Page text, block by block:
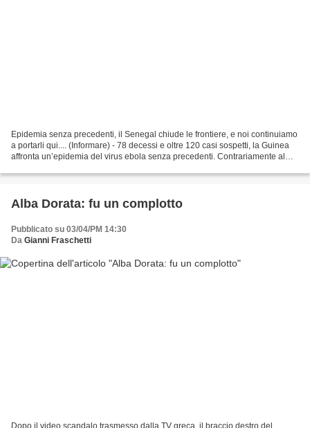
Epidemia senza precedenti, il Senegal chiude le frontiere, e noi continuiamo
a portarli qui.... (Informare) - 78 decessi e oltre 120 casi sospetti, la Guinea
affronta un’epidemia del virus ebola senza precedenti. Contrariamente al
Alba Dorata: fu un complotto
Pubblicato su 03/04/PM 14:30
Da Gianni Fraschetti
Dopo il video scandalo trasmesso dalla TV greca, il braccio destro del